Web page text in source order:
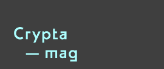
Saltar
contenido